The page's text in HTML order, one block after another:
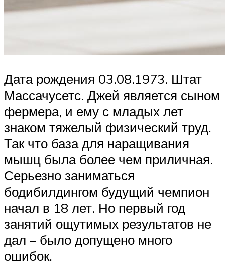
Дата рождения 03.08.1973. Штат
Массачусетс. Джей является сыном
фермера, и ему с младых лет
знаком тяжелый физический труд.
Так что база для наращивания
мышц была более чем приличная.
Серьезно заниматься
бодибилдингом будущий чемпион
начал в 18 лет. Но первый год
занятий ощутимых результатов не
дал – было допущено много
ошибок.